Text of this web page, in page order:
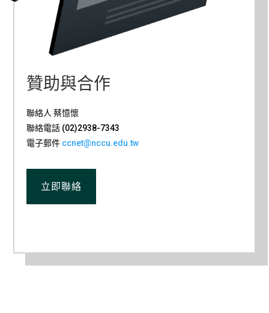
贊助與合作
聯絡人 蔡憶懷
聯絡電話 (02)2938-7343
電子郵件 ccnet@nccu.edu.tw
立即聯絡